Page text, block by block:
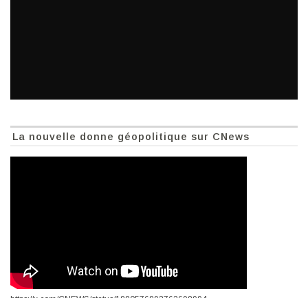
La nouvelle donne géopolitique sur CNews